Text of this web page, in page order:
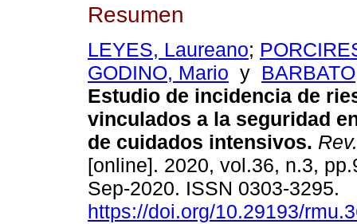
Resumen
LEYES, Laureano;
GODINO, Mario y
Estudio de incidencia de
vinculados a la seguridad
de cuidados intensivos.
[online]. 2020, vol.36, n.3,
Sep-2020. ISSN 0303-3295.
https://doi.org/10.29193/